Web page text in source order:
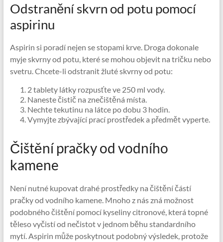
Odstranění skvrn od potu pomocí
aspirinu
Aspirin si poradí nejen se stopami krve. Droga dokonale
myje skvrny od potu, které se mohou objevit na tričku nebo
svetru. Chcete-li odstranit žluté skvrny od potu:
2 tablety látky rozpusťte ve 250 ml vody.
Naneste čistič na znečištěná místa.
Nechte tekutinu na látce po dobu 3 hodin.
Vymyjte zbývající prací prostředek a předmět vyperte.
Čištění pračky od vodního
kamene
Není nutné kupovat drahé prostředky na čištění částí
pračky od vodního kamene. Mnoho z nás zná možnost
podobného čištění pomocí kyseliny citronové, která topné
těleso vyčistí od nečistot v jednom běhu standardního
mytí. Aspirin může poskytnout podobný výsledek, protože